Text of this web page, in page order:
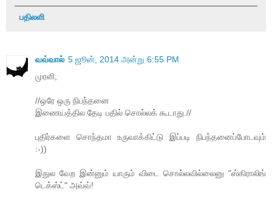
பதிலளி
வவ்வால் 5 ஜூன், 2014 அன்று 6:55 PM
முரளி,
//ஒரே ஒரு நிபந்தனை
இணையத்தில தேடி பதில் சொல்லக் கூடாது.//
புதிர்களை சொந்தமா உருவாக்கிட்டு இப்படி நிபந்தனைப்போடவும்
:-))
இதுல வேற இன்னும் யாரும் விடை சொல்லவில்லைனு "ஸ்கிராலிங்
டெக்ஸ்ட்" அவ்வ்!